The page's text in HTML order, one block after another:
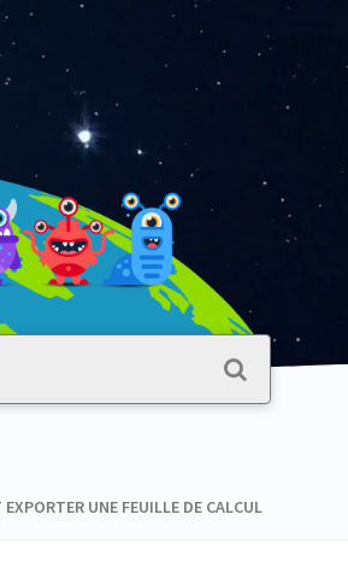
UNE FEUILLE DE CALCUL